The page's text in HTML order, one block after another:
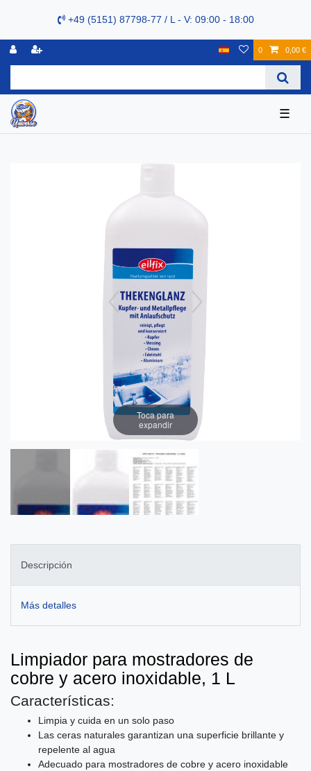
+49 (5151) 87798-77 / L - V: 09:00 - 18:00
0 0,00 €
☰
Toca para
expandir
Descripción
Más detalles
Limpiador para mostradores de
cobre y acero inoxidable, 1 L
Características:
Limpia y cuida en un solo paso
Las ceras naturales garantizan una superficie brillante y
repelente al agua
Adecuado para mostradores de cobre y acero inoxidable